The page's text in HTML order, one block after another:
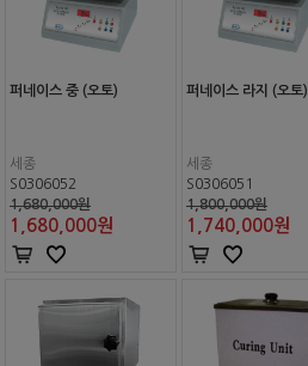
퍼네이스 중 (오토)
세종
S0306052
1,680,000원
1,680,000원
퍼네이스 라지 (오토)
세종
S0306051
1,800,000원
1,740,000원